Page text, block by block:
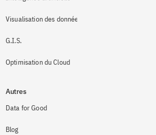
Visualisation des données
G.I.S.
Optimisation du Cloud
Autres
Data for Good
Blog